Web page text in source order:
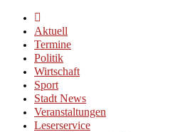
Aktuell
Termine
Politik
Wirtschaft
Sport
Stadt News
Veranstaltungen
Leserservice